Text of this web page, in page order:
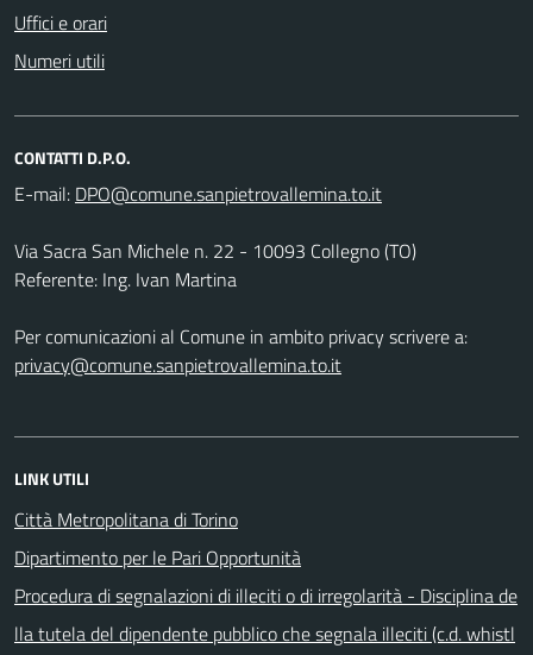
Uffici e orari
Numeri utili
CONTATTI D.P.O.
E-mail:
Via Sacra San Michele n. 22 - 10093 Collegno (TO)
Referente: Ing. Ivan Martina
Per comunicazioni al Comune in ambito privacy scrivere a:
privacy@comune.sanpietrovallemina.to.it
LINK UTILI
Città Metropolitana di Torino
Dipartimento per le Pari Opportunità
Procedura di segnalazioni di illeciti o di irregolarità - Disciplina de
lla tutela del dipendente pubblico che segnala illeciti (c.d. whistl